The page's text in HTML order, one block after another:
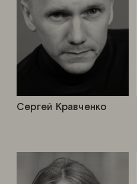
Сергей Кравченко